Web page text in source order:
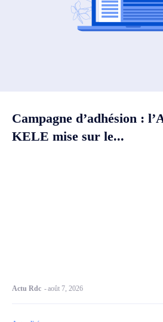
Campagne d’adhésion :
KELE mise sur le...
Actu Rdc -août 7, 2026